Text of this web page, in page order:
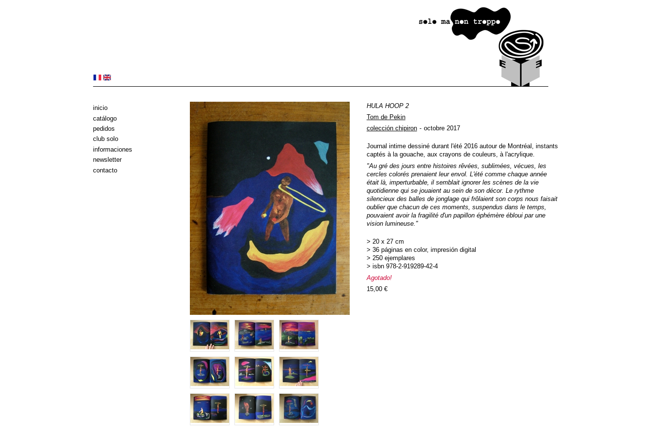
HULA HOOP 2
Tom de Pekin
colección chipiron
octobre 2017
Journal intime dessiné durant l'été 2016 autour de Montréal, instants
captés à la gouache, aux crayons de couleurs, à l'acrylique.
"Au gré des jours entre histoires rêvées, sublimées, vécues, les
cercles colorés prenaient leur envol. L'été comme chaque année
était là, imperturbable, il semblait ignorer les scènes de la vie
quotidienne qui se jouaient au sein de son décor. Le rythme
silencieux des balles de jonglage qui frôlaient son corps nous faisait
oublier que chacun de ces moments, suspendus dans le temps,
pouvaient avoir la fragilité d'un papillon éphémère ébloui par une
vision lumineuse."
> 20 x 27 cm
> 36 páginas en color, impresión digital
> 250 ejemplares
> isbn 978-2-919289-42-4
Agotado!
15,00 €
inicio
catálogo
pedidos
club solo
informaciones
newsletter
contacto